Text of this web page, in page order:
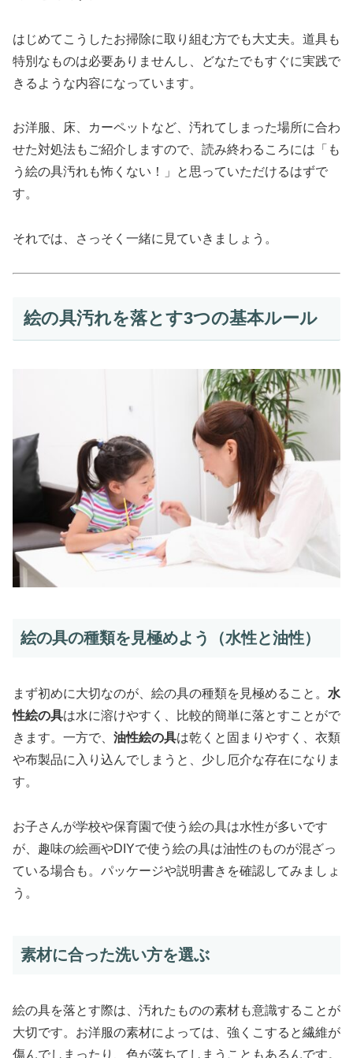
はじめてこうしたお掃除に取り組む方でも大丈夫。道具も
特別なものは必要ありませんし、どなたでもすぐに実践で
きるような内容になっています。
お洋服、床、カーペットなど、汚れてしまった場所に合わ
せた対処法もご紹介しますので、読み終わるころには「も
う絵の具汚れも怖くない！」と思っていただけるはずで
す。
それでは、さっそく一緒に見ていきましょう。
絵の具汚れを落とす3つの基本ルール
絵の具の種類を見極めよう（⽔性と油性）
まず初めに大切なのが、絵の具の種類を見極めること。 水
性絵の具は水に溶けやすく、比較的簡単に落とすことがで
きます。一方で、 油性絵の具は乾くと固まりやすく、衣類
や布製品に入り込んでしまうと、少し厄介な存在になりま
す。
お子さんが学校や保育園で使う絵の具は水性が多いです
が、趣味の絵画やDIYで使う絵の具は油性のものが混ざっ
ている場合も。パッケージや説明書きを確認してみましょ
う。
素材に合った洗い方を選ぶ
絵の具を落とす際は、汚れたものの素材も意識することが
大切です。お洋服の素材によっては、強くこすると繊維が
傷んでしまったり、色が落ちてしまうこともあるんです。